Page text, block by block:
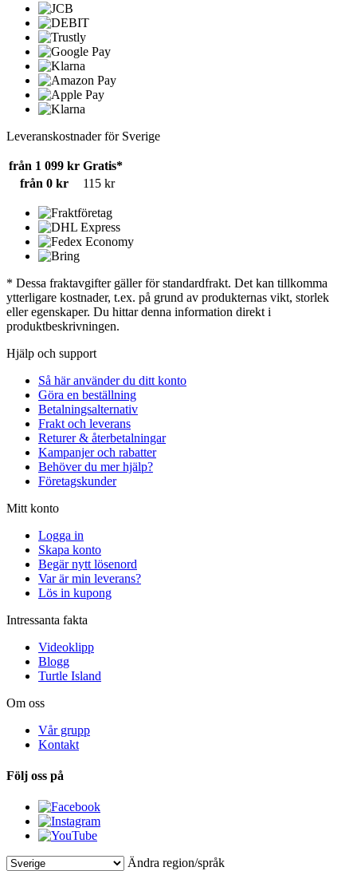
Leveranskostnader för Sverige
från 1 099 kr Gratis*
från 0 kr
115 kr
* Dessa fraktavgifter gäller för standardfrakt. Det kan tillkomma
ytterligare kostnader, t.ex. på grund av produkternas vikt, storlek
eller egenskaper. Du hittar denna information direkt i
produktbeskrivningen.
Hjälp och support
Så här använder du ditt konto
Göra en beställning
Betalningsalternativ
Frakt och leverans
Returer & återbetalningar
Kampanjer och rabatter
Behöver du mer hjälp?
Företagskunder
Mitt konto
Logga in
Skapa konto
Begär nytt lösenord
Var är min leverans?
Lös in kupong
Intressanta fakta
Videoklipp
Blogg
Turtle Island
Om oss
Vår grupp
Kontakt
Följ oss på
Ändra region/språk